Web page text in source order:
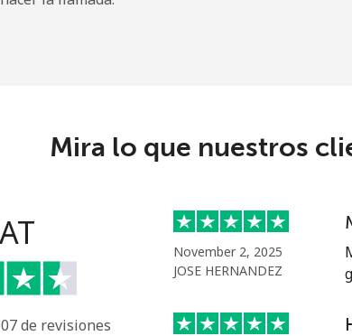
⁦13.9¢⁩
Mira lo que nuestros
de revisiones
November 2, 2025
JOSE HERNANDEZ